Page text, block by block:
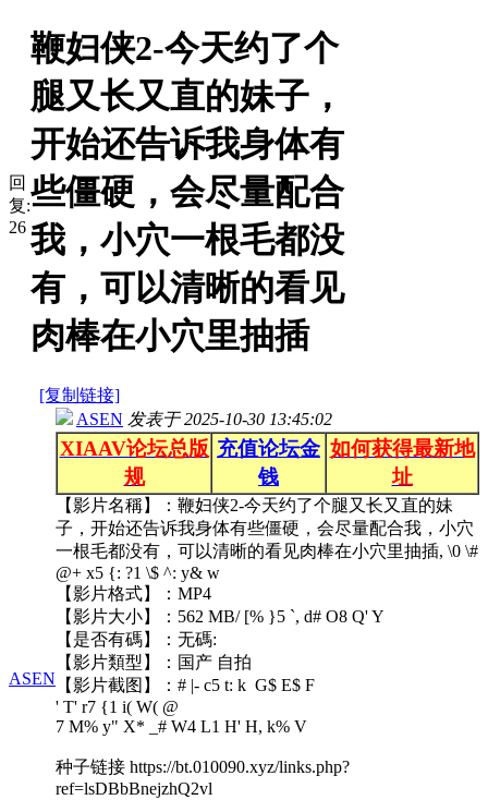
回
复:
26
鞭妇侠2-今天约了个
腿又长又直的妹子，
开始还告诉我身体有
些僵硬，会尽量配合
我，小穴一根毛都没
有，可以清晰的看见
肉棒在小穴里抽插
[复制链接]
ASEN
ASEN 发表于2025-10-30 13:45:02
XIAAV论坛总版
规
充值论坛金
钱
如何获得最新地
址
【影片名稱】：鞭妇侠2-今天约了个腿又长又直的妹
子，开始还告诉我身体有些僵硬，会尽量配合我，小穴
一根毛都没有，可以清晰的看见肉棒在小穴里抽插, \0 \#
@+ x5 {: ?1 \$ ^: y& w
【影片格式】：MP4
【影片大小】：562 MB/ [% }5 `, d# O8 Q' Y
【是否有碼】：无碼:
【影片類型】：国产 自拍
【影片截图】： # |- c5 t: k G$ E$ F
' T' r7 {1 i( W( @
7 M% y" X* _# W4 L1 H' H, k% V
种子链接 https://bt.010090.xyz/links.php?
ref=lsDBbBnejzhQ2vl